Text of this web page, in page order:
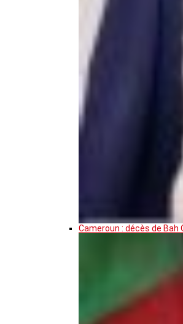
Cameroun : décès de